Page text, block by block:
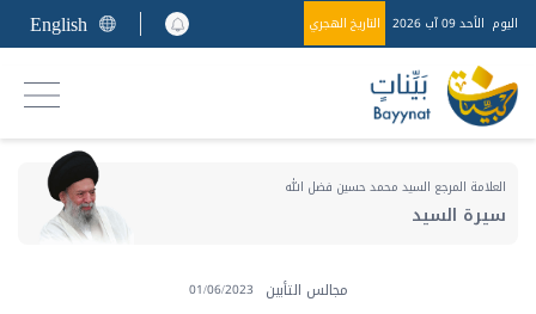
اليوم الأحد 09 آب 2026 التاريخ الهجري English
العلامة المرجع السيد محمد حسين فضل الله
سيرة السيد
مجالس التأبين 01/06/2023